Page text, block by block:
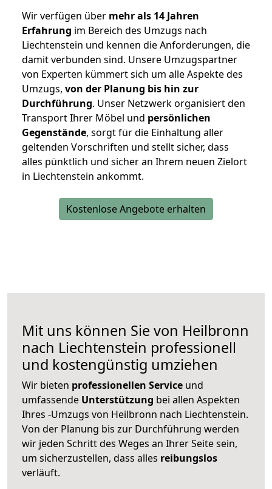
Wir verfügen über mehr als 14 Jahren
Erfahrung im Bereich des Umzugs nach
Liechtenstein und kennen die Anforderungen, die
damit verbunden sind. Unsere Umzugspartner
von Experten kümmert sich um alle Aspekte des
Umzugs, von der Planung bis hin zur
Durchführung. Unser Netzwerk organisiert den
Transport Ihrer Möbel und persönlichen
Gegenstände, sorgt für die Einhaltung aller
geltenden Vorschriften und stellt sicher, dass
alles pünktlich und sicher an Ihrem neuen Zielort
in Liechtenstein ankommt.
Kostenlose Angebote erhalten
Mit uns können Sie von Heilbronn
nach Liechtenstein professionell
und kostengünstig umziehen
Wir bieten professionellen Service und
umfassende Unterstützung bei allen Aspekten
Ihres -Umzugs von Heilbronn nach Liechtenstein.
Von der Planung bis zur Durchführung werden
wir jeden Schritt des Weges an Ihrer Seite sein,
um sicherzustellen, dass alles reibungslos
verläuft.